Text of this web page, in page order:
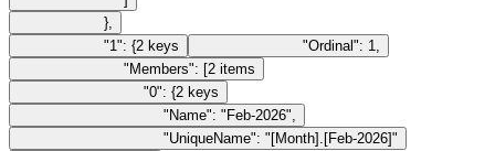
},
"1": {2 keys "Ordinal": 1,
"Members": [2 items
"0": {2 keys
"Name": "Feb-2026",
"UniqueName": "[Month].[Feb-2026]"